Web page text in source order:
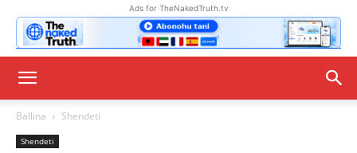
Ads for TheNakedTruth.tv
Ballina Shendeti
Shendeti